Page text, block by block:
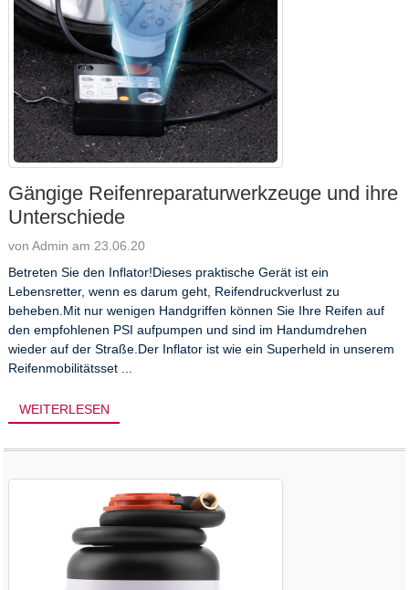
Gängige Reifenreparaturwerkzeuge und ihre
Unterschiede
von Admin am 23.06.20
Betreten Sie den Inflator!Dieses praktische Gerät ist ein
Lebensretter, wenn es darum geht, Reifendruckverlust zu
beheben.Mit nur wenigen Handgriffen können Sie Ihre Reifen auf
den empfohlenen PSI aufpumpen und sind im Handumdrehen
wieder auf der Straße.Der Inflator ist wie ein Superheld in unserem
Reifenmobilitätsset ...
WEITERLESEN